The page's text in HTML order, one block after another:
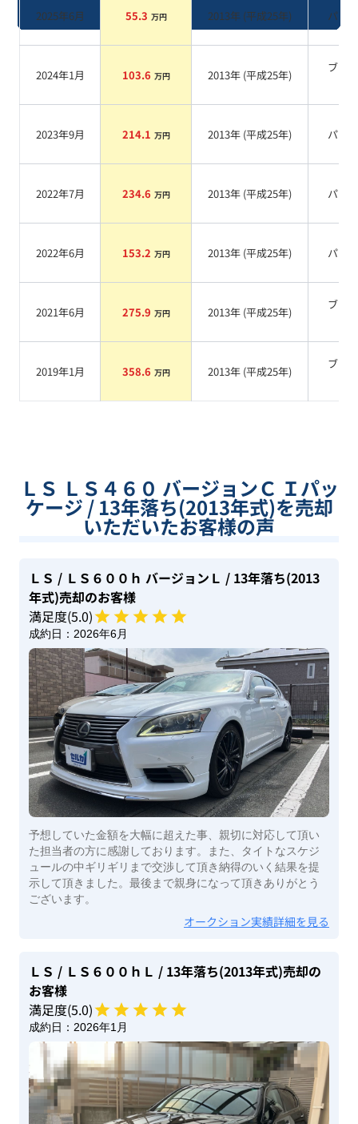
2025年6月 55.3 万円 2013年 (平成25年) パール
2024年1月 103.6 万円 2013年 (平成25年)
ブラ
2023年9月 214.1 万円 2013年 (平成25年) パール
2022年7月 234.6 万円 2013年 (平成25年) パール
2022年6月 153.2 万円 2013年 (平成25年) パール
2021年6月 275.9 万円 2013年 (平成25年)
ブラ
2019年1月 358.6 万円 2013年 (平成25年)
ブラ
ＬＳ ＬＳ４６０ バージョンＣ Ｉパッ
ケージ / 13年落ち(2013年式)を売却
いただいたお客様の声
ＬＳ / ＬＳ６００ｈ バージョンＬ / 13年落ち(2013
年式)売却のお客様
満足度(5.0)
成約日： 2026年6月
予想していた金額を大幅に超えた事、親切に対応して頂い
た担当者の方に感謝しております。また、タイトなスケジ
ュールの中ギリギリまで交渉して頂き納得のいく結果を提
示して頂きました。最後まで親身になって頂きありがとう
ございます。
オークション実績詳細を見る
ＬＳ / ＬＳ６００ｈＬ / 13年落ち(2013年式)売却の
お客様
満足度(5.0)
成約日： 2026年1月